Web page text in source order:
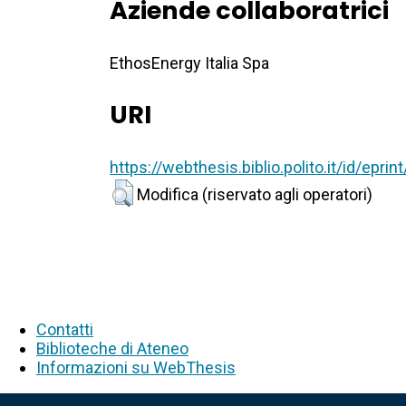
Aziende collaboratrici
EthosEnergy Italia Spa
URI
https://webthesis.biblio.polito.it/id/
Modifica (riservato agli operatori)
Contatti
Biblioteche di Ateneo
Informazioni su WebThesis